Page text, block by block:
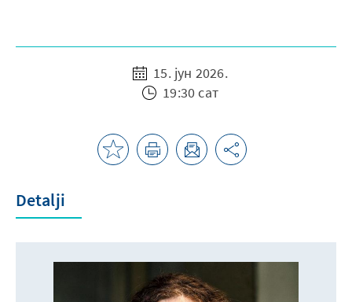
15. јун 2026.
19:30 сат
Detalji